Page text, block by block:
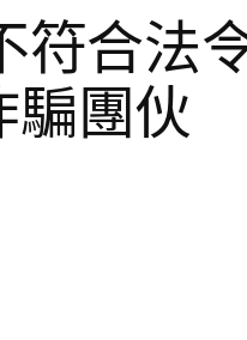
符合法
團伙